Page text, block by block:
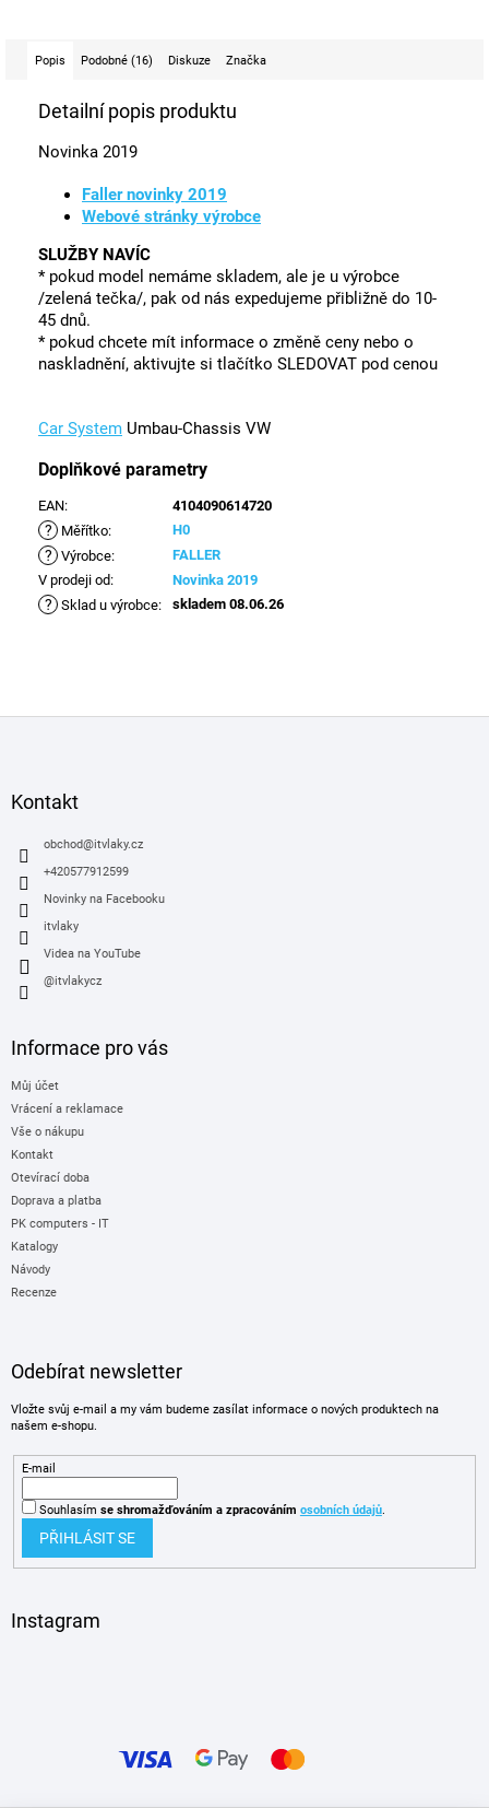
Popis Podobné (16) Diskuze Značka
Detailní popis produktu
Novinka 2019
Faller novinky 2019
Webové stránky výrobce
SLUŽBY NAVÍC
* pokud model nemáme skladem, ale je u výrobce
/zelená tečka/, pak od nás expedujeme přibližně do 10-
45 dnů.
* pokud chcete mít informace o změně ceny nebo o
naskladnění, aktivujte si tlačítko SLEDOVAT pod cenou
Car System Umbau-Chassis VW
Doplňkové parametry
EAN: 4104090614720
? Měřítko: H0
? Výrobce:
FALLER
V prodeji od: Novinka 2019
? Sklad u výrobce: skladem 08.06.26
Kontakt
obchod@itvlaky.cz
+420577912599
Novinky na Facebooku
itvlaky
Videa na YouTube
@itvlakycz
Informace pro vás
Můj účet
Vrácení a reklamace
Vše o nákupu
Kontakt
Otevírací doba
Doprava a platba
PK computers - IT
Katalogy
Návody
Recenze
Odebírat newsletter
Vložte svůj e-mail a my vám budeme zasílat informace o nových produktech na
našem e-shopu.
E-mail
Souhlasím se shromažďováním a zpracováním osobních údajů.
PŘIHLÁSIT SE
Instagram